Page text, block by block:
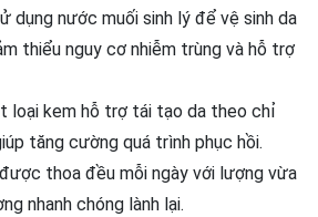
dụng nước muối sinh lý để vệ sinh da
thiểu nguy cơ nhiễm trùng và hỗ trợ
loại kem hỗ trợ tái tạo da theo chỉ
tăng cường quá trình phục hồi.
thoa đều mỗi ngày với lượng vừa
nhanh chóng lành lại.